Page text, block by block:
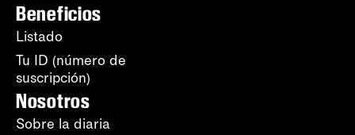
Beneficios
Listado
Tu ID (número de
suscripción)
Nosotros
Sobre la diaria